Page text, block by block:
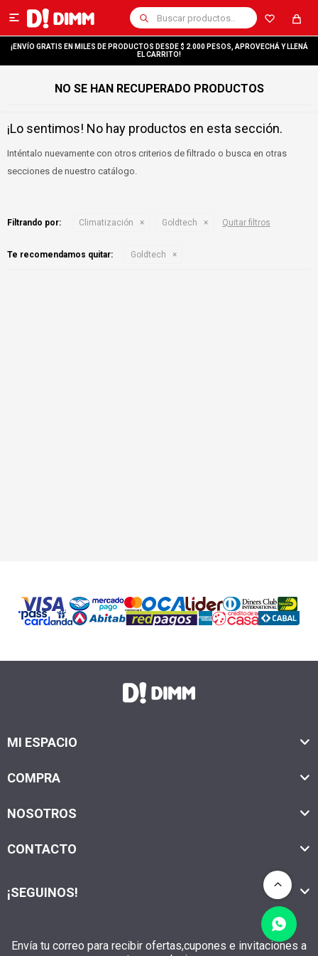

¡ENVÍO GRATIS EN MILES DE PRODUCTOS DESDE $ 2.000 PESOS, APROVECHÁ Y LLENÁ
EL CARRITO!
NO SE HAN RECUPERADO PRODUCTOS
¡Lo sentimos! No hay productos en esta sección.
Inténtalo nuevamente con otros criterios de filtrado o busca en otras
secciones de nuestro catálogo.
Filtrando por: Climatización Goldtech Quitar filtros
Te recomendamos quitar: Goldtech
MI ESPACIO
COMPRA
NOSOTROS
CONTACTO
Envía tu correo para recibir ofertas,cupones e invitaciones a
¡SEGUINOS!